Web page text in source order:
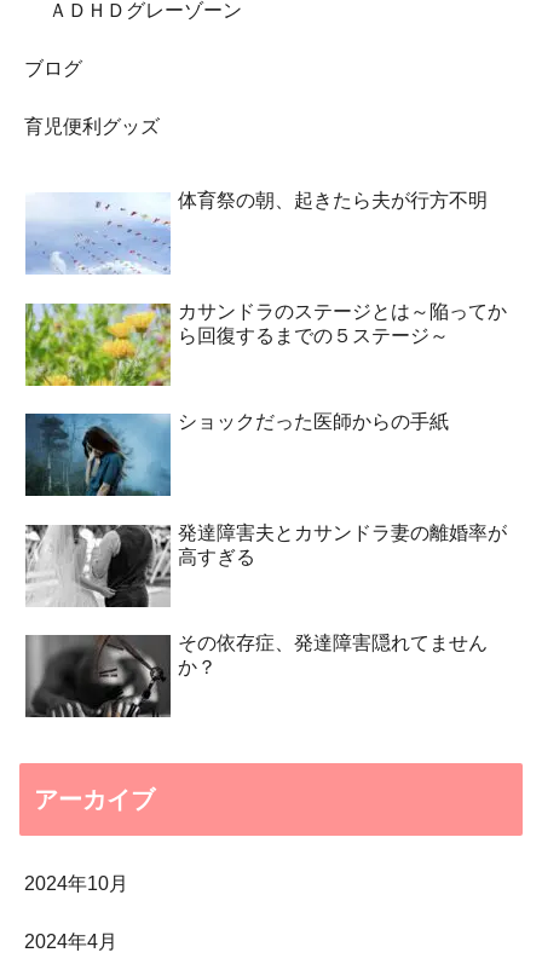
ＡＤＨＤグレーゾーン
ブログ
育児便利グッズ
体育祭の朝、起きたら夫が行方不明
カサンドラのステージとは～陥ってか
ら回復するまでの５ステージ～
ショックだった医師からの手紙
発達障害夫とカサンドラ妻の離婚率が
高すぎる
その依存症、発達障害隠れてません
か？
アーカイブ
2024年10月
2024年4月